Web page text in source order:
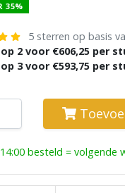
35%
5 sterren op basis
2 voor €606,25 per
3 voor €593,75 per
besteld = volgende